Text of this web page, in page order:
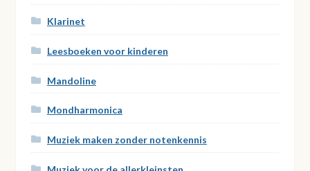
Klarinet
Leesboeken voor kinderen
Mandoline
Mondharmonica
Muziek maken zonder notenkennis